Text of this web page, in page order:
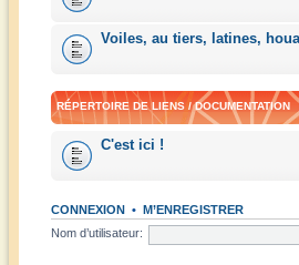
Voiles, au tiers, latines,
RÉPERTOIRE DE LIENS / DOCUMENTATION
C'est ici !
CONNEXION • M’ENREGISTRER
Nom d’utilisateur: